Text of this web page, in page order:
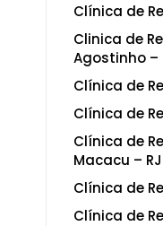
Clínica de
Clinica de
Agostinho –
Clínica de
Clínica de
Clínica de
Macacu – RJ
Clínica de
Clínica de